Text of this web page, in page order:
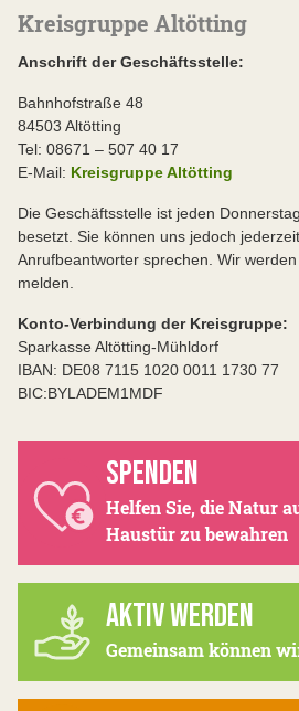
Kreisgruppe Altötting
Anschrift der Geschäftsstelle:
Bahnhofstraße 48
84503 Altötting
Tel: 08671 – 507 40 17
E-Mail: Kreisgruppe Altötting
Die Geschäftsstelle ist jeden
besetzt. Sie können uns jedoch
Anrufbeantworter sprechen. Wir
melden.
Konto-Verbindung der Kreisgruppe:
Sparkasse Altötting-Mühldorf
IBAN: DE08 7115 1020 0011 1730 77
BIC:BYLADEM1MDF
SPENDEN
Helfen Sie, die Natur
Haustür zu bewahren
AKTIV WERDEN
Gemeinsam können